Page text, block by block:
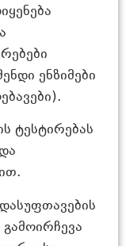
ენზიმები
ტესტირებას